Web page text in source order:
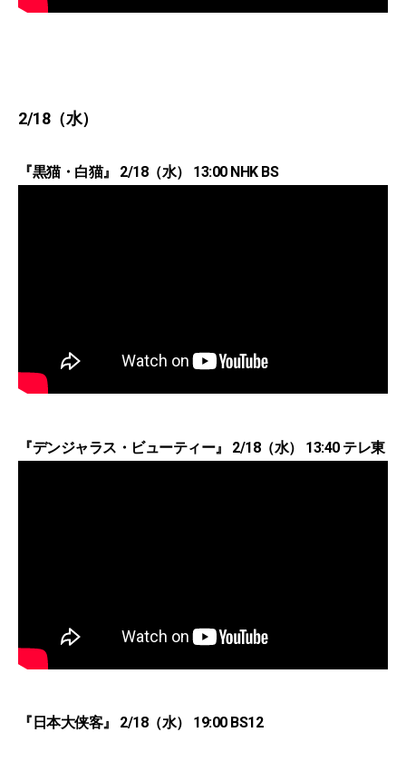
2/18（水）
『黒猫・白猫』 2/18（水） 13:00 NHK BS
『デンジャラス・ビューティー』 2/18（水） 13:40 テレ東
『日本大侠客』 2/18（水） 19:00 BS12